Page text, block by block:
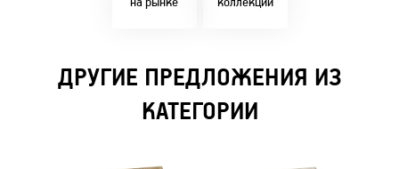
ДРУГИЕ ПРЕДЛОЖЕНИЯ ИЗ
КАТЕГОРИИ